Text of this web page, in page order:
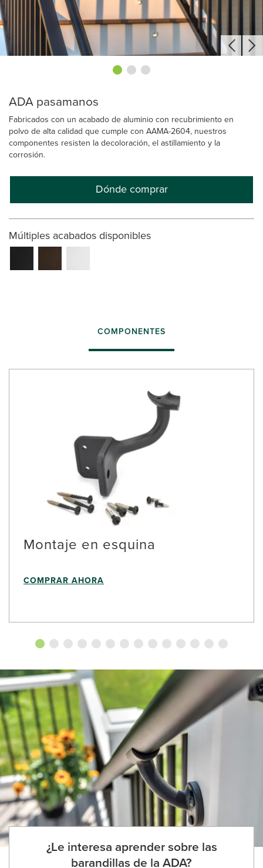
ADA pasamanos
Fabricados con un acabado de aluminio con recubrimiento en
polvo de alta calidad que cumple con AAMA-2604, nuestros
componentes resisten la decoloración, el astillamiento y la
corrosión.
Dónde comprar
Múltiples acabados disponibles
COMPONENTES
Montaje en esquina
COMPRAR AHORA
¿Le interesa aprender sobre las
barandillas de la ADA?